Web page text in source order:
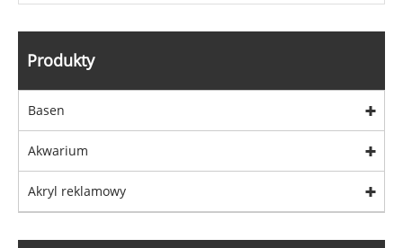
Produkty
Basen
Akwarium
Akryl reklamowy